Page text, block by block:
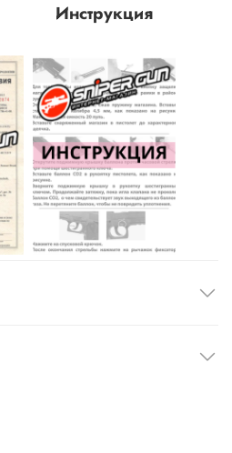
Инструкция